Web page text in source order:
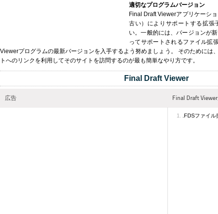
適切なプログラムバージョン
Final Draft Viewerアプリケーシ
古い）によりサポートする拡張
い。一般的には、バージョンが
ってサポートされるファイル拡
Viewerプログラムの最新バージョンを入手するよう努めましょう。 そのためには
トへのリンクを利用してそのサイトを訪問するのが最も簡単なやり方です。
Final Draft Viewer
広告 Final Draft
.FDSファイル